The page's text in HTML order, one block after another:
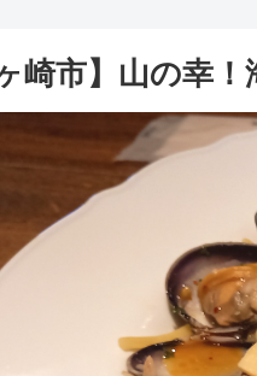
ヶ崎市】山の幸